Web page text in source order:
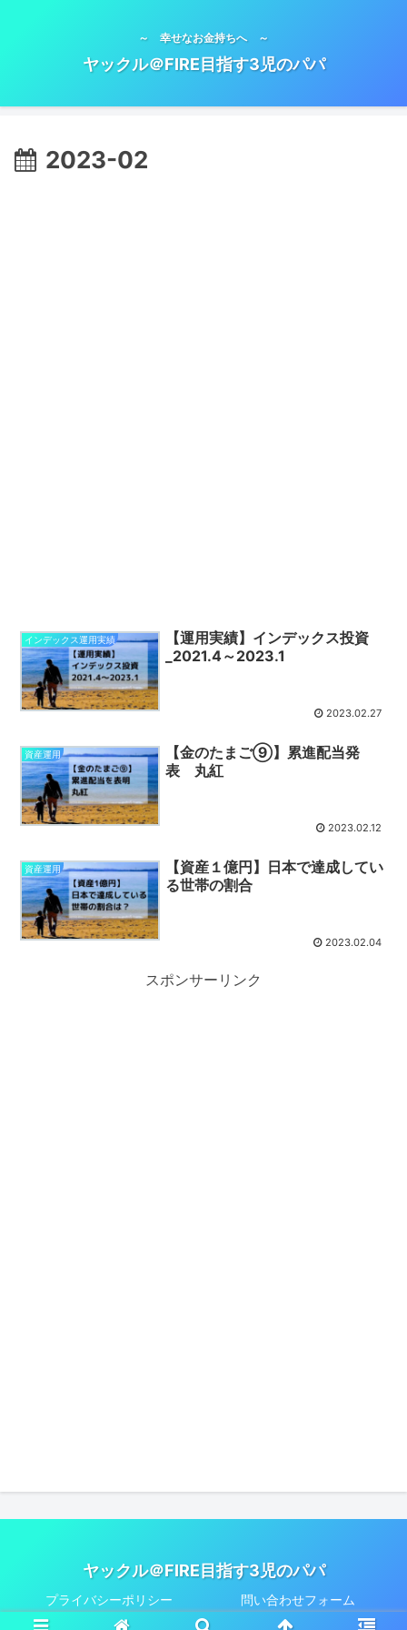
～ 幸せなお金持ちへ ～
ヤックル＠FIRE目指す3児のパパ
2023-02
インデックス運用実績
【運用実績】インデックス投資
_2021.4～2023.1
2023.02.27
資産運用
【金のたまご⑨】累進配当発
表 丸紅
2023.02.12
資産運用
【資産１億円】日本で達成してい
る世帯の割合
2023.02.04
スポンサーリンク
ヤックル＠FIRE目指す3児のパパ
プライバシーポリシー 問い合わせフォーム